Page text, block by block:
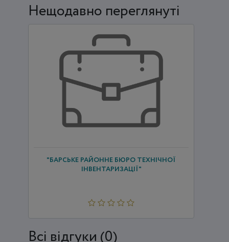
Нещодавно переглянуті
"БАРСЬКЕ РАЙОННЕ БЮРО ТЕХНІЧНОЇ
ІНВЕНТАРИЗАЦІЇ"
Всi відгуки (0)